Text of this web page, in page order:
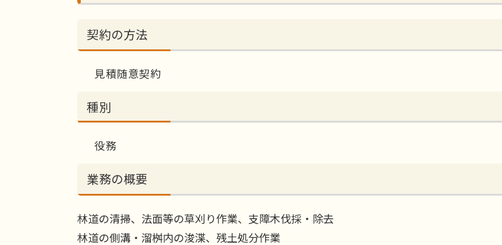
契約の方法
見積随意契約
種別
役務
業務の概要
林道の清掃、法面等の草刈り作業、支障木伐採・除去
林道の側溝・溜桝内の浚渫、残土処分作業